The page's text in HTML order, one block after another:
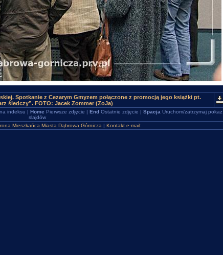
Spotkanie z Cezarym Gmyzem połączone z promocją jego książki pt.
śledczy”. FOTO: Jacek Zommer (ZoJa)
indeksu | Home Pierwsze zdjęcie | EndOstatnie zdjęcie | Spacja Uruchom/zatrzymaj pokaz
slajdów
Mieszkańca Miasta Dąbrowa Górnicza | Kontakt e-mail: